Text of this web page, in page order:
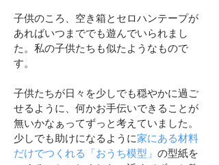
子供のころ、空き箱とセロハンテープが
あればいつまででも遊んでいられまし
た。私の子供たちも似たようなもので
す。
子供たちが日々を少しでも穏やかに過ご
せるように、何かお手伝いできることが
無いかなぁってずっと考えていました。
少しでも助けになるように家にある材料
だけでつくれる「おうち模型」 の型紙を